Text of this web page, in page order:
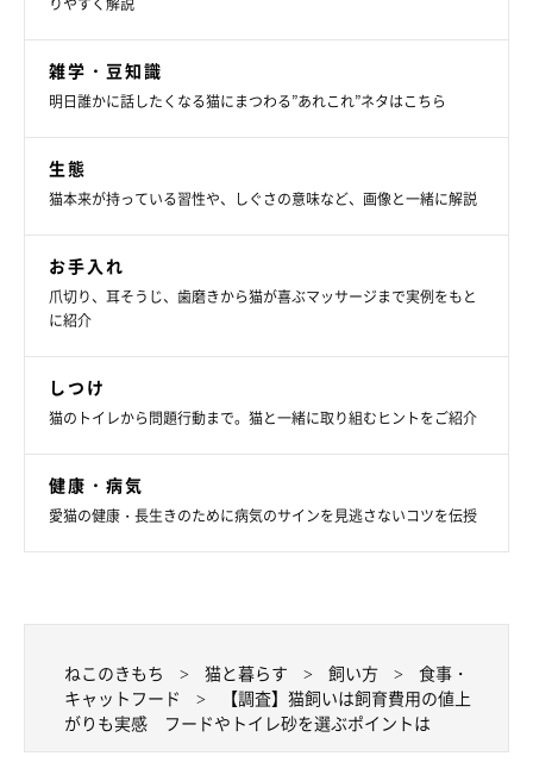
雑学・豆知識
明日誰かに話したくなる猫にまつわる”あれこれ”ネタはこちら
生態
猫本来が持っている習性や、しぐさの意味など、画像と一緒に解説
お手入れ
爪切り、耳そうじ、歯磨きから猫が喜ぶマッサージまで実例をもと
に紹介
しつけ
猫のトイレから問題行動まで。猫と一緒に取り組むヒントをご紹介
健康・病気
愛猫の健康・長生きのために病気のサインを見逃さないコツを伝授
ねこのきもち 猫と暮らす 飼い方
食事・
キャットフード
【調査】猫飼いは飼育費用の値上
がりも実感 フードやトイレ砂を選ぶポイントは